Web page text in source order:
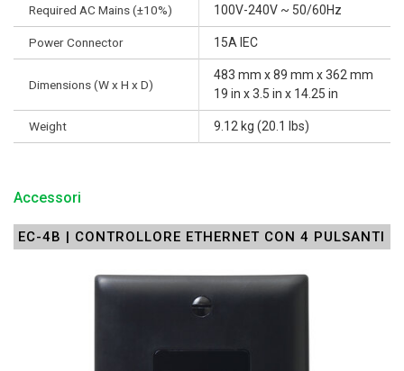
Required AC Mains (±10%) 100V-240V ~ 50/60Hz
Power Connector 15A IEC
Dimensions (W x H x D)
483 mm x 89 mm x 362 mm
19 in x 3.5 in x 14.25 in
Weight 9.12 kg (20.1 lbs)
Accessori
EC-4B | CONTROLLORE ETHERNET CON 4 PULSANTI